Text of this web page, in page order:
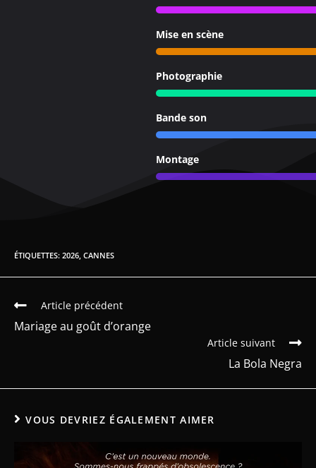
Mise en scène
Photographie
Bande son
Montage
ÉTIQUETTES: 2026 CANNES
Article précédent
Mariage au goût d’orange
Article suivant
La Bola Negra
VOUS DEVRIEZ ÉGALEMENT AIMER